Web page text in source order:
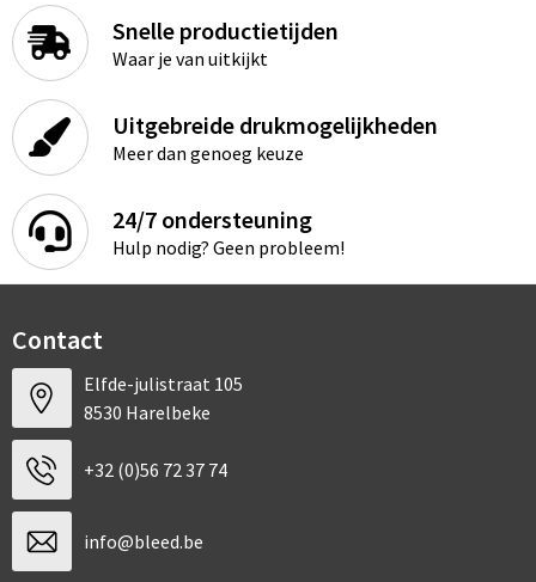
Snelle productietijden
Waar je van uitkijkt
Uitgebreide drukmogelijkheden
Meer dan genoeg keuze
24/7 ondersteuning
Hulp nodig? Geen probleem!
Contact
Elfde-julistraat 105
8530 Harelbeke
+32 (0)56 72 37 74
info@bleed.be